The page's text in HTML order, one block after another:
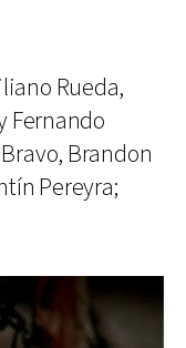
Rueda,
Fernando
Brandon
Pereyra;